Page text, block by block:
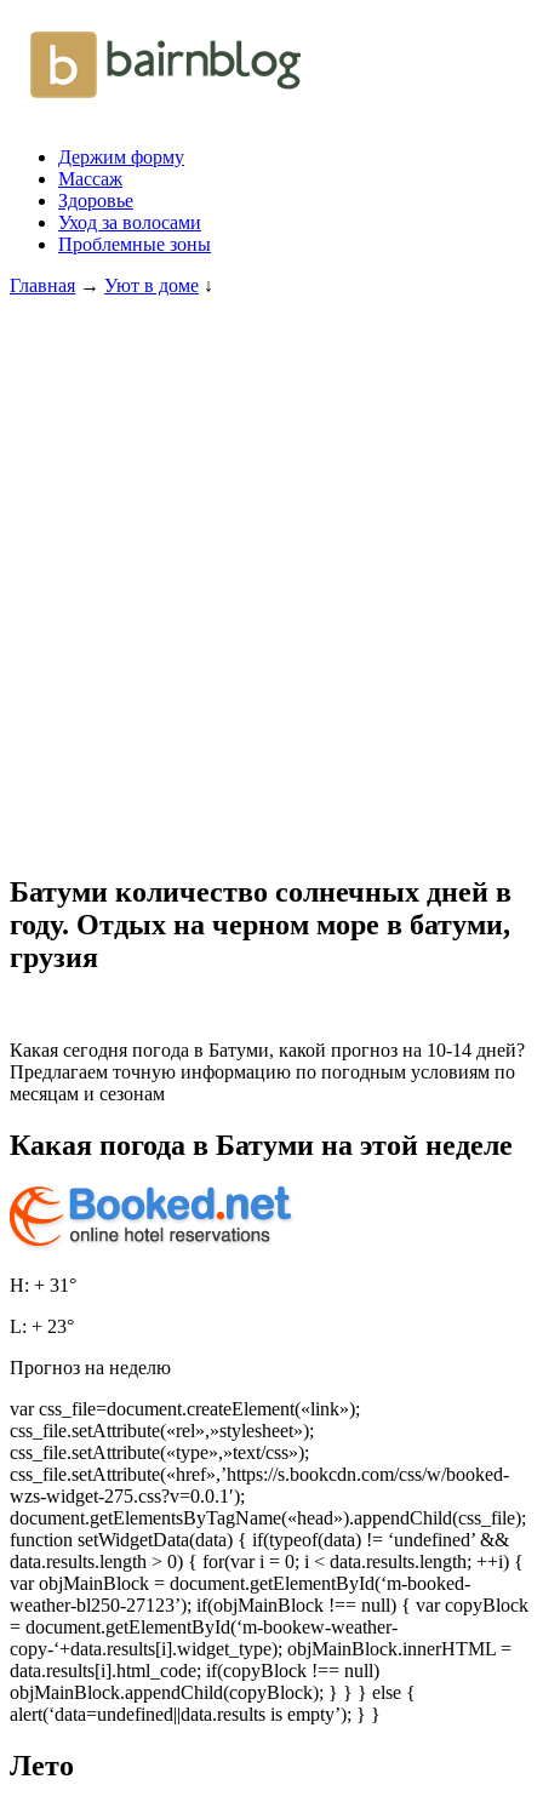
Держим форму
Массаж
Здоровье
Уход за волосами
Проблемные зоны
Главная → Уют в доме ↓
Батуми количество солнечных дней в
году. Отдых на черном море в батуми,
грузия
Какая сегодня погода в Батуми, какой прогноз на 10-14 дней?
Предлагаем точную информацию по погодным условиям по
месяцам и сезонам
Какая погода в Батуми на этой неделе
H: + 31°
L: + 23°
Прогноз на неделю
var css_file=document.createElement(«link»);
css_file.setAttribute(«rel»,»stylesheet»);
css_file.setAttribute(«type»,»text/css»);
css_file.setAttribute(«href»,’https://s.bookcdn.com/css/w/booked-
wzs-widget-275.css?v=0.0.1′);
document.getElementsByTagName(«head»).appendChild(css_file);
function setWidgetData(data) { if(typeof(data) != ‘undefined’ &&
data.results.length > 0) { for(var i = 0; i < data.results.length; ++i) {
var objMainBlock = document.getElementById(‘m-booked-
weather-bl250-27123’); if(objMainBlock !== null) { var copyBlock
= document.getElementById(‘m-bookew-weather-
copy-‘+data.results[i].widget_type); objMainBlock.innerHTML =
data.results[i].html_code; if(copyBlock !== null)
objMainBlock.appendChild(copyBlock); } } } else {
alert(‘data=undefined||data.results is empty’); } }
Лето